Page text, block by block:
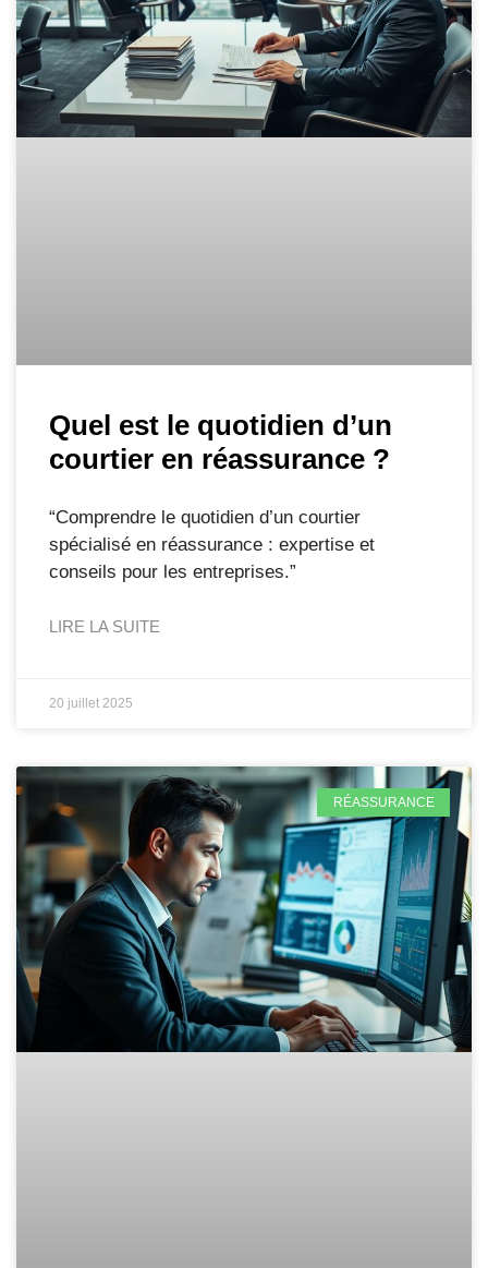
Quel est le quotidien d’un
courtier en réassurance ?
“Comprendre le quotidien d’un courtier
spécialisé en réassurance : expertise et
conseils pour les entreprises.”
LIRE LA SUITE
20 juillet 2025
RÉASSURANCE